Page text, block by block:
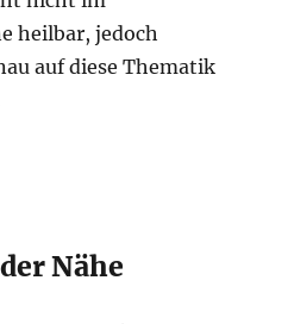
heilbar, jedoch
auf diese Thematik
Nähe